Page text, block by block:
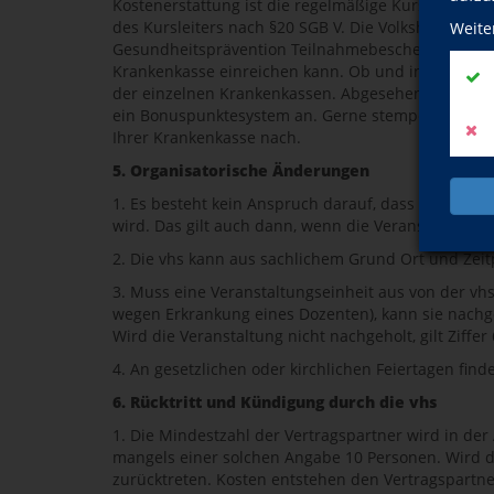
Kostenerstattung ist die regelmäßige
des Kursleiters nach §20 SGB V. Die
Gesundheitsprävention
Krankenkasse einreichen kann. Ob und in
der einzelnen Krankenkassen. Abgesehen von der
ein Bonuspunktesystem an. Gerne stempeln wir
Ihrer Krankenkasse nach.
5. Organisatorische Änderungen
1. Es besteht kein Anspruch darauf, dass eine
wird. Das gilt auch dann, wenn die Veranstaltung
2. Die vhs kann aus sachlichem Grund Ort und
3. Muss eine Veranstaltungseinheit aus von der
wegen Erkrankung eines Dozenten), kann sie
Wird die Veranstaltung nicht nachgeholt, gilt Ziffer
4. An gesetzlichen oder kirchlichen Feiertagen
6. Rücktritt und Kündigung durch die vhs
1. Die Mindestzahl der Vertragspartner wird in
mangels einer solchen Angabe 10 Personen.
zurücktreten. Kosten entstehen den